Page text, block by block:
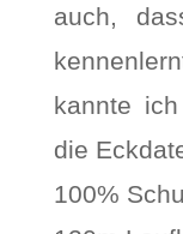
auch,
kannte
die
100%